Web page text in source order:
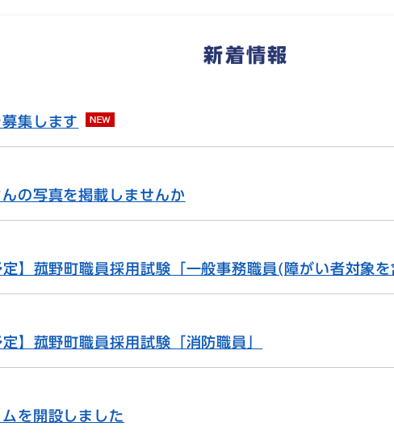
新着情報
集します
の写真を掲載しませんか
】菰野町職員採用試験「一般事務職員(障がい者対象
】菰野町職員採用試験「消防職員」
を開設しました